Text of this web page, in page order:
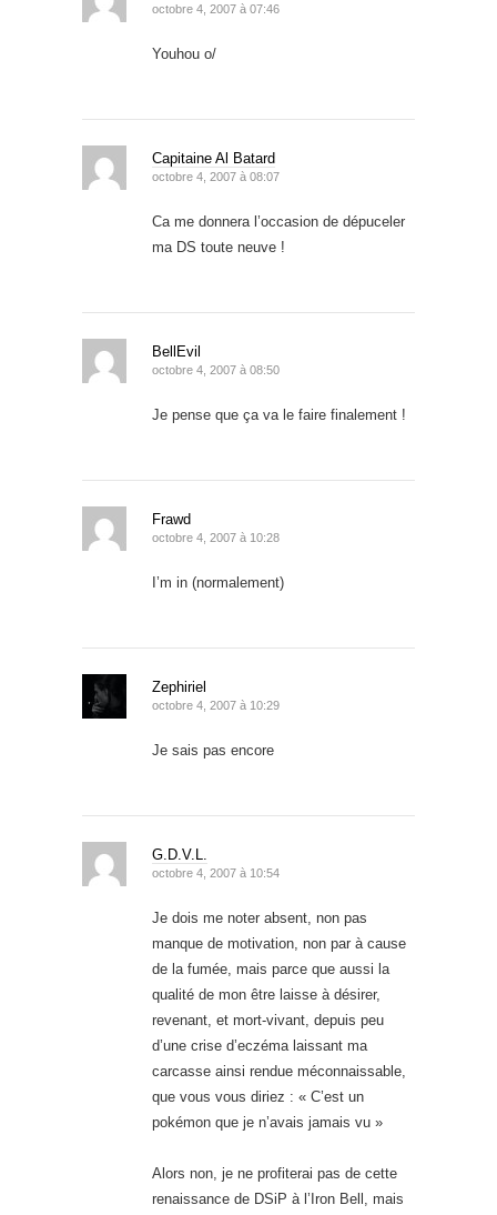
octobre 4, 2007 à 07:46
Youhou o/
Capitaine Al Batard
octobre 4, 2007 à 08:07
Ca me donnera l’occasion de dépuceler
ma DS toute neuve !
BellEvil
octobre 4, 2007 à 08:50
Je pense que ça va le faire finalement !
Frawd
octobre 4, 2007 à 10:28
I’m in (normalement)
Zephiriel
octobre 4, 2007 à 10:29
Je sais pas encore
G.D.V.L.
octobre 4, 2007 à 10:54
Je dois me noter absent, non pas
manque de motivation, non par à cause
de la fumée, mais parce que aussi la
qualité de mon être laisse à désirer,
revenant, et mort-vivant, depuis peu
d’une crise d’eczéma laissant ma
carcasse ainsi rendue méconnaissable,
que vous vous diriez : « C’est un
pokémon que je n’avais jamais vu »
Alors non, je ne profiterai pas de cette
renaissance de DSiP à l’Iron Bell, mais